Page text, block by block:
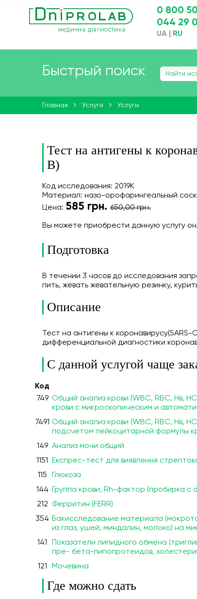
0 800
044 29
UA RU
Быстрый поиск
Главная Услуги Услуги
Тест на антигены к
B)
Код исследования: 2019K
Материал: назо-орофарингеальный
Цена: 585 грн. 650,00 грн.
Вы можете приобрести данную услугу
Подготовка
В течении 3 часов до исследования
пить, жевать жевательную резинку,
Описание
Тест на антигены к
дифференциальной диагностики
С данной услугой чаще
Код
749 Общий анализ крови (WBC, RBC, Нв,
крови с микроскопическим и
7491 Общий анализ крови (WBC, RBC, Нв,
подсчетом лейкоцитарной формулы
149 Анализ мочи общий
1151 Експрес-тест для виявлення
115 Глюкоза
144 Группа крови, Rh-фактор (пробирка с
212 Ферритин (FERR)
354 Бакисследование материала
из глаз, ушей, миндалин, молоко) на
141
Показатели липидного обмена
пре- бета-липопротеидов,
121 Мочевина
Где можно сдать